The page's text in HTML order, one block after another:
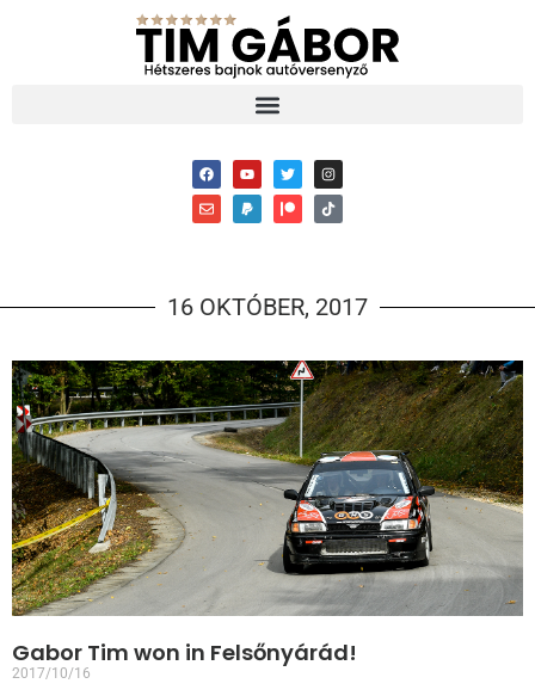
16 OKTÓBER, 2017
Gabor Tim won in Felsőnyárád!
2017/10/16